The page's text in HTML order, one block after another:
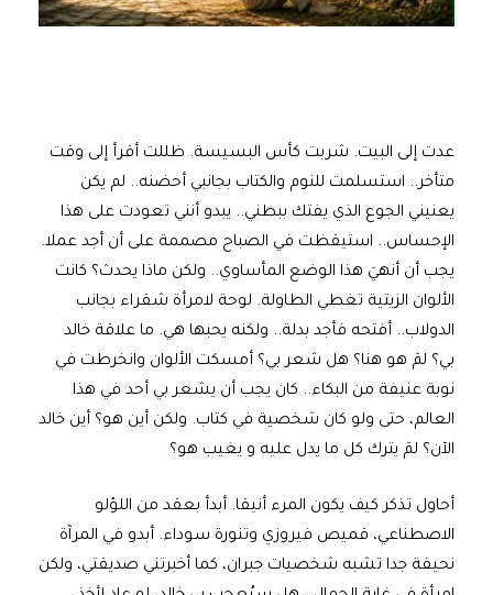
عدت إلى البيت. شربت كأس البسيسة. ظللت أقرأ إلى وقت
متأخر.. استسلمت للنوم والكتاب بجانبي أحضنه.. لم يكن
يعنيني الجوع الذي يفتك ببطني.. يبدو أنني تعودت على هذا
الإحساس.. استيقظت في الصباح مصممة على أن أجد عملا.
يجب أن أنهيَ هذا الوضع المأساوي.. ولكن ماذا يحدث؟ كانت
الألوان الزيتية تغطي الطاولة. لوحة لامرأة شقراء بجانب
الدولاب.. أفتحه فأجد بدلة.. ولكنه يحبها هي. ما علاقة خالد
بي؟ لمَ هو هنا؟ هل شعر بي؟ أمسكت الألوان وانخرطت في
نوبة عنيفة من البكاء.. كان يجب أن يشعر بي أحد في هذا
العالم، حتى ولو كان شخصية في كتاب. ولكن أين هو؟ أين خالد
الآن؟ لمَ يترك كل ما يدل عليه و يغيب هو؟
أحاول تذكر كيف يكون المرء أنيقا. أبدأ بعقد من اللؤلو
الاصطناعي، قميص فيروزي وتنورة سوداء. أبدو في المرآة
نحيفة جدا تشبه شخصيات جبران، كما أخبرتني صديقتي، ولكن